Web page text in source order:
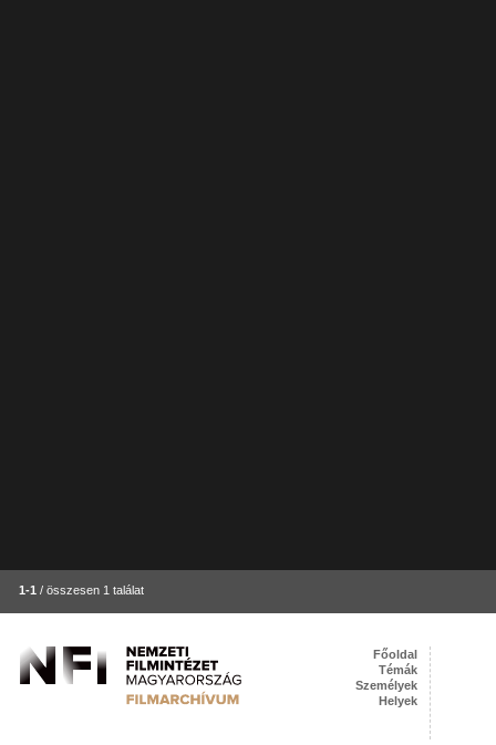
1-1 / összesen 1 találat
Főoldal
Témák
Személyek
Helyek